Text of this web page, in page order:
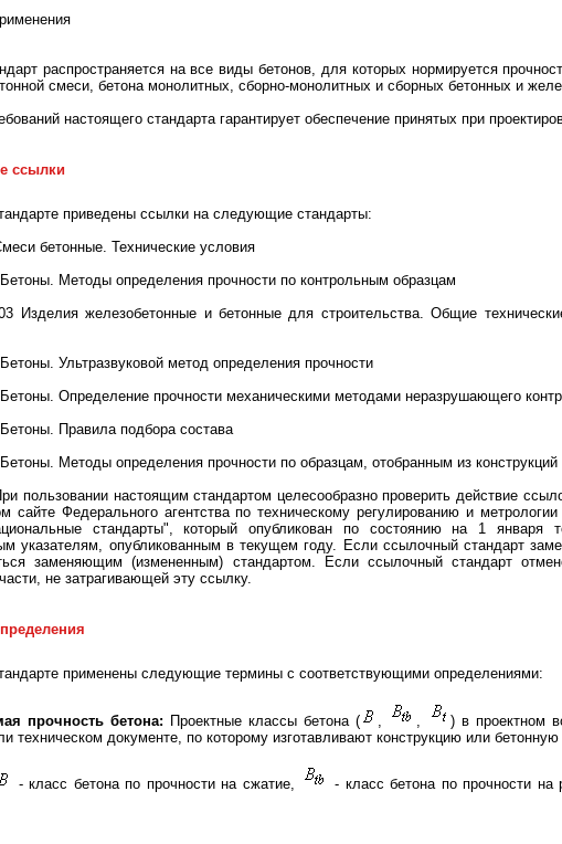
распространяется на все виды бетонов, для которых нормируется
смеси, бетона монолитных, сборно-монолитных и сборных бетонных и
настоящего стандарта гарантирует обеспечение принятых при
ссылки
приведены ссылки на следующие стандарты:
бетонные. Технические условия
Методы определения прочности по контрольным образцам
Изделия железобетонные и бетонные для строительства. Общие
Ультразвуковой метод определения прочности
Определение прочности механическими методами неразрушающего
Правила подбора состава
Методы определения прочности по образцам, отобранным из конструкций
пользовании настоящим стандартом целесообразно проверить действие
сайте Федерального агентства по техническому регулированию и
стандарты", который опубликован по состоянию на 1
указателям, опубликованным в текущем году. Если ссылочный стандарт
заменяющим (измененным) стандартом. Если ссылочный стандарт
не затрагивающей эту ссылку.
применены следующие термины с соответствующими определениями:
прочность бетона: Проектные классы бетона (
) в проектном
техническом документе, по которому изготавливают конструкцию или
- класс бетона по прочности на сжатие, - класс бетона по прочности на